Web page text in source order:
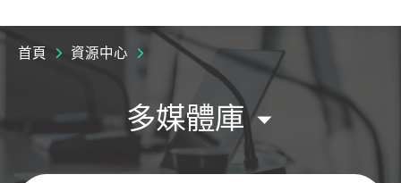
首頁 資源中心
多媒體庫